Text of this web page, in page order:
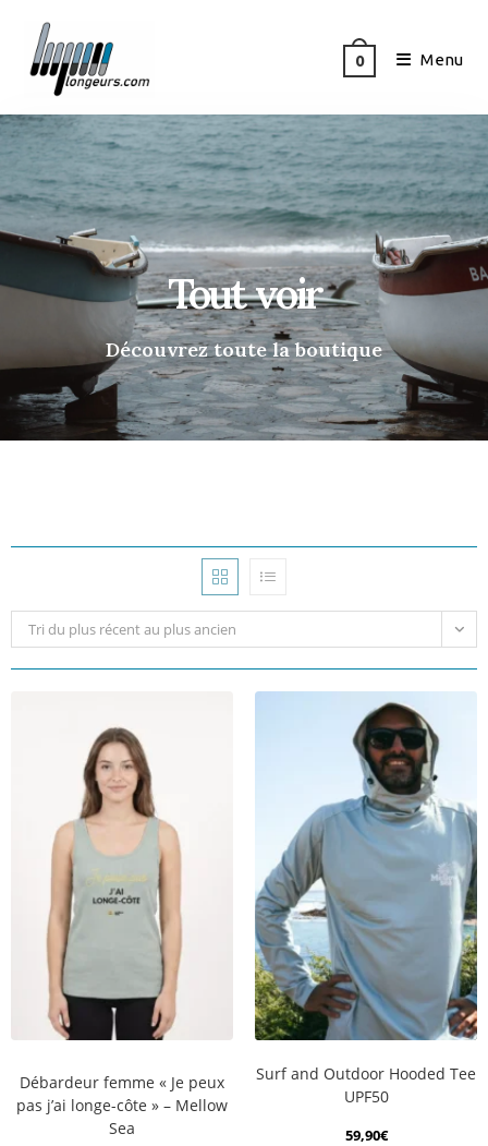
0 Menu
Tout voir
Découvrez toute la boutique
Tri du plus récent au plus ancien
Débardeur femme « Je peux
pas j’ai longe-côte » – Mellow
Sea
Surf and Outdoor Hooded Tee
UPF50
59,90€